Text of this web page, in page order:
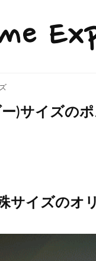
)サイズの
サイズのオ